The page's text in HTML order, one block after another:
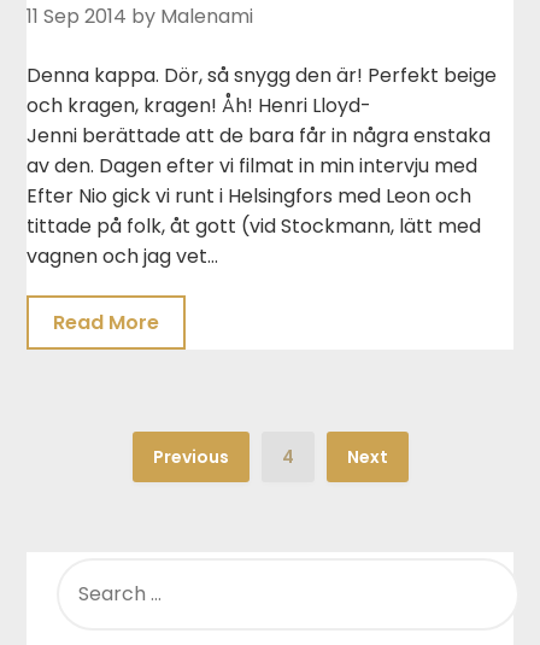
11 Sep 2014 by Malenami
Denna kappa. Dör, så snygg den är! Perfekt beige
och kragen, kragen! Åh! Henri Lloyd-
Jenni berättade att de bara får in några enstaka
av den. Dagen efter vi filmat in min intervju med
Efter Nio gick vi runt i Helsingfors med Leon och
tittade på folk, åt gott (vid Stockmann, lätt med
vagnen och jag vet…
Read More
Previous 4 Next
FOR: